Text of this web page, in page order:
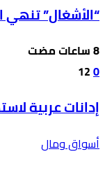
“الأشغال”
0
12
إدانات عربية
أسواق ومال